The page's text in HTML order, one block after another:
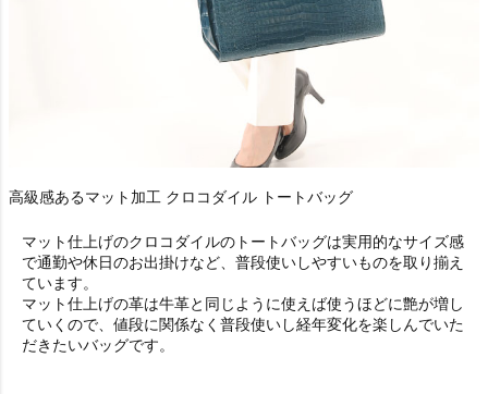
高級感あるマット加工 クロコダイル トートバッグ
マット仕上げのクロコダイルのトートバッグは実用的なサイズ感
で通勤や休日のお出掛けなど、普段使いしやすいものを取り揃え
ています。
マット仕上げの革は牛革と同じように使えば使うほどに艶が増し
ていくので、値段に関係なく普段使いし経年変化を楽しんでいた
だきたいバッグです。